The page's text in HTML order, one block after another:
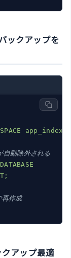
ックアップを
app_index;
動除外される
作成
クアップ最適